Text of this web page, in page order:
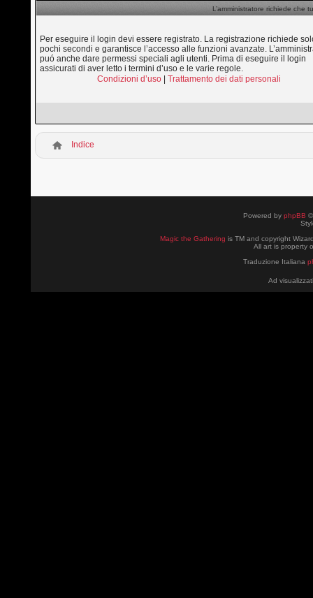
L’amministratore richiede che
Per eseguire il login devi essere registrato. La registrazione richiede
pochi secondi e garantisce l’accesso alle funzioni avanzate.
puó anche dare permessi speciali agli utenti. Prima di eseguire il login
assicurati di aver letto i termini d’uso e le varie regole.
Condizioni d’uso |Trattamento dei dati personali
Indice
Powered by phpBB
Magic the Gathering is TM and copyright
All art is property
Traduzione Italiana
Ad